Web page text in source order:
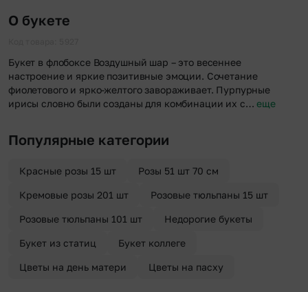
«Анонимная доставка». Мы гарантируем анонимность
О букете
Букет в флобоксе Воздушный шар – это весеннее
настроение и яркие позитивные эмоции. Сочетание
фиолетового и ярко-желтого завораживает. Пурпурные
ирисы словно были созданы для комбинации их с… еще
Популярные категории
Красные розы 15 шт Розы 51 шт 70 см
Кремовые розы 201 шт Розовые тюльпаны 15 шт
Розовые тюльпаны 101 шт Недорогие букеты
Букет из статиц Букет коллеге
Цветы на день матери Цветы на пасху